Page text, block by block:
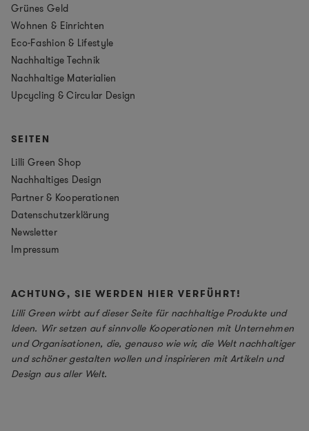
Grünes Geld
Wohnen & Einrichten
Eco-Fashion & Lifestyle
Nachhaltige Technik
Nachhaltige Materialien
Upcycling & Circular Design
SEITEN
Lilli Green Shop
Nachhaltiges Design
Partner & Kooperationen
Datenschutzerklärung
Newsletter
Impressum
ACHTUNG, SIE WERDEN HIER VERFÜHRT!
Lilli Green wirbt auf dieser Seite für nachhaltige Produkte und
Ideen. Wir setzen auf sinnvolle Kooperationen mit Unternehmen
und Organisationen, die, genauso wie wir, die Welt nachhaltiger
und schöner gestalten wollen und inspirieren mit Artikeln und
Design aus aller Welt.